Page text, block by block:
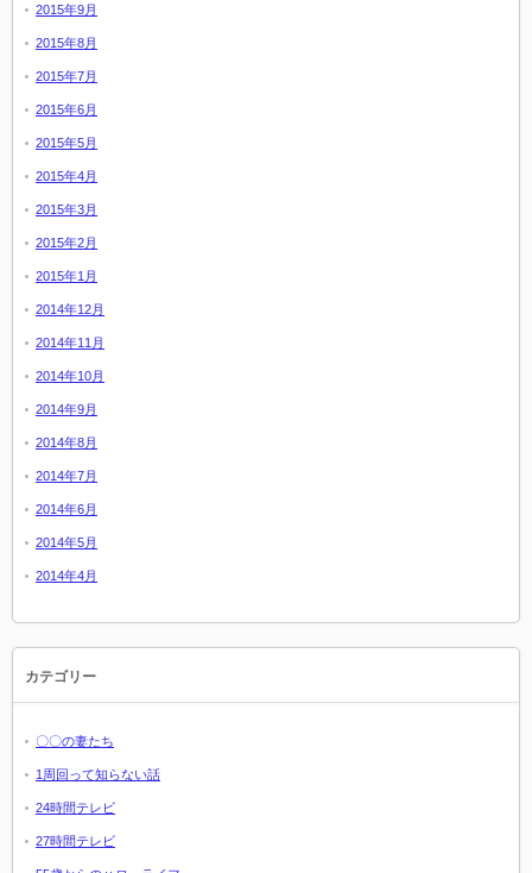
2015年9月
2015年8月
2015年7月
2015年6月
2015年5月
2015年4月
2015年3月
2015年2月
2015年1月
2014年12月
2014年11月
2014年10月
2014年9月
2014年8月
2014年7月
2014年6月
2014年5月
2014年4月
カテゴリー
〇〇の妻たち
1周回って知らない話
24時間テレビ
27時間テレビ